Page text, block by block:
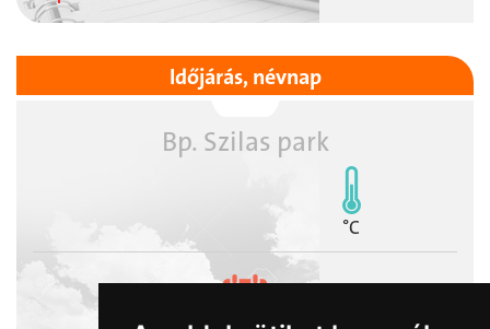
Időjárás, névnap
Bp. Szilas park
°C